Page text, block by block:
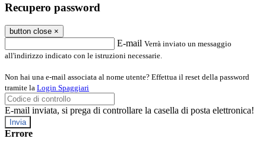
Recupero password
button close ×
E-mail Verrà inviato un messaggio
all'indirizzo indicato con le istruzioni necessarie.
Non hai una e-mail associata al nome utente? Effettua il reset della password
tramite la Login Spaggiari
E-mail inviata, si prega di controllare la casella di posta elettronica!
Errore